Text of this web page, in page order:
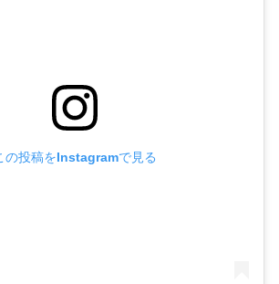
の投稿をInstagramで見る